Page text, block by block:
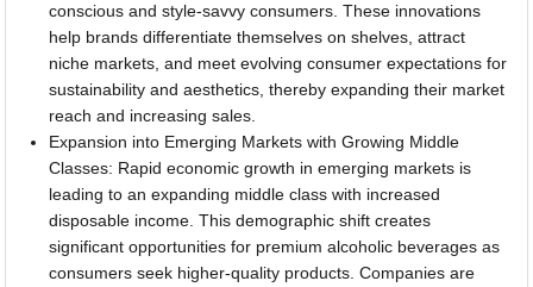
conscious and style-savvy consumers. These innovations
help brands differentiate themselves on shelves, attract
niche markets, and meet evolving consumer expectations for
sustainability and aesthetics, thereby expanding their market
reach and increasing sales.
Expansion into Emerging Markets with Growing Middle
Classes: Rapid economic growth in emerging markets is
leading to an expanding middle class with increased
disposable income. This demographic shift creates
significant opportunities for premium alcoholic beverages as
consumers seek higher-quality products. Companies are